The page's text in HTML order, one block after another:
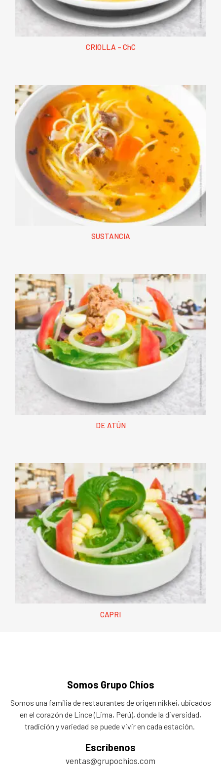
CRIOLLA – ChC
SUSTANCIA
DE ATÚN
CAPRI
Somos Grupo Chíos
Somos una familia de restaurantes de origen nikkei, ubicados
en el corazón de Lince (Lima, Perú), donde la diversidad,
tradición y variedad se puede vivir en cada estación.
Escríbenos
ventas@grupochios.com